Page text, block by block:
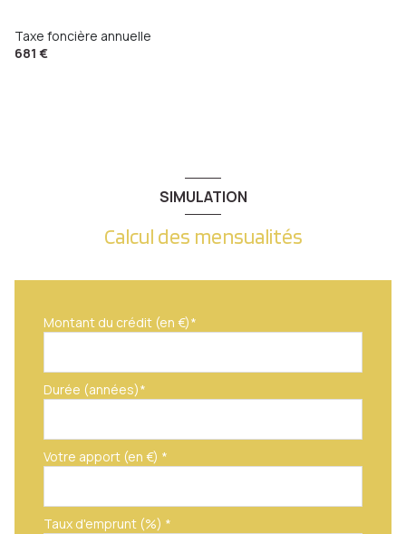
Taxe foncière annuelle
681 €
SIMULATION
Calcul des mensualités
Montant du crédit (en €)*
Durée (années)*
Votre apport (en €) *
Taux d'emprunt (%) *